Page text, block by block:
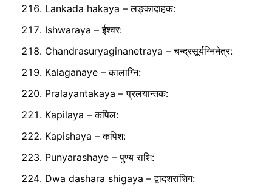
Lankada hakaya – लङ्कादाहक:
Ishwaraya – ईश्वर:
Chandrasuryaginanetraya – चन्द्रसूर्यग्निनेत्र:
Kalaganaye – कालाग्नि:
Pralayantakaya – प्रलयान्तक:
Kapilaya – कपिल:
Kapishaya – कपिश:
Punyarashaye – पुण्य राशि:
Dwa dashara shigaya – द्वादशराशिग: